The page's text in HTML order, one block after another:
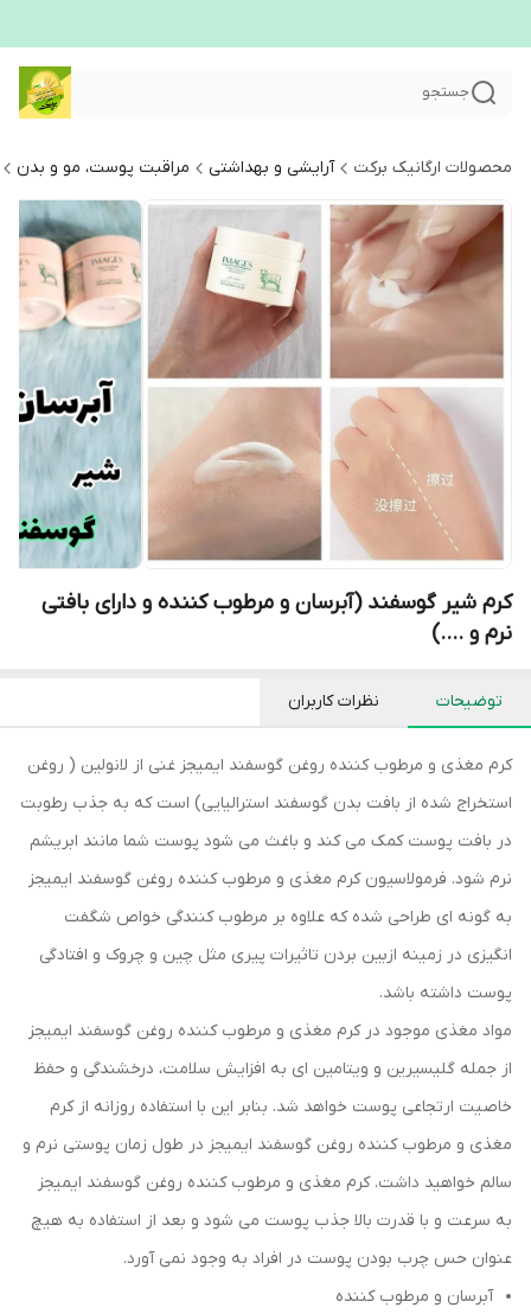
جستجو
محصولات ارگانیک برکت آرایشی و بهداشتی مراقبت پوست، مو و بدن
کرم شیر گوسفند (آبرسان و مرطوب کننده و دارای بافتی
نرم و ....)
توضیحات نظرات کاربران
کرم مغذی و مرطوب کننده روغن گوسفند ایمیجز غنی از لانولین ( روغن
استخراج شده از بافت بدن گوسفند استرالیایی) است که به جذب رطوبت
در بافت پوست کمک می کند و باغث می شود پوست شما مانند ابریشم
نرم شود. فرمولاسیون کرم مغذی و مرطوب کننده روغن گوسفند ایمیجز
به گونه ای طراحی شده که علاوه بر مرطوب کنندگی خواص شگفت
انگیزی در زمینه ازبین بردن تاثیرات پیری مثل چین و چروک و افتادگی
پوست داشته باشد.
مواد مغذی موجود در کرم مغذی و مرطوب کننده روغن گوسفند ایمیجز
از جمله گلیسیرین و ویتامین ای به افزایش سلامت، درخشندگی و حفظ
خاصیت ارتجاعی پوست خواهد شد. بنابر این با استفاده روزانه از کرم
مغذی و مرطوب کننده روغن گوسفند ایمیجز در طول زمان پوستی نرم و
سالم خواهید داشت. کرم مغذی و مرطوب کننده روغن گوسفند ایمیجز
به سرعت و با قدرت بالا جذب پوست می شود و بعد از استفاده به هیچ
عنوان حس چرب بودن پوست در افراد به وجود نمی آورد.
آبرسان و مرطوب کننده